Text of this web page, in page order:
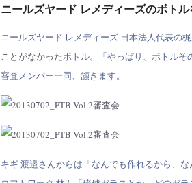
ニールズヤード レメディーズのボト
ニールズヤード レメディーズ 日本法人代表の梶
ことがなかったボトル。「やっぱり、ボトルそ
審査メンバー一同、頷きます。
キギ 渡邉さんからは「なんでも作れるから、